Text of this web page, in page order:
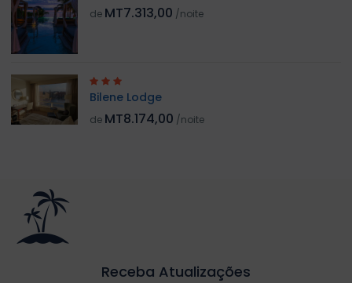
de MT7.313,00 /noite
Bilene Lodge
de MT8.174,00 /noite
Receba Atualizações